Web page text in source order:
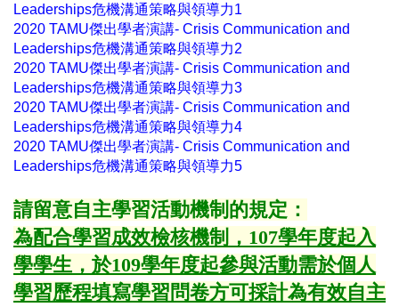
Leaderships危機溝通策略與領導力1
2020 TAMU傑出學者演講- Crisis Communication and
Leaderships危機溝通策略與領導力2
2020 TAMU傑出學者演講- Crisis Communication and
Leaderships危機溝通策略與領導力3
2020 TAMU傑出學者演講- Crisis Communication and
Leaderships危機溝通策略與領導力4
2020 TAMU傑出學者演講- Crisis Communication and
Leaderships危機溝通策略與領導力5
請留意自主學習活動機制的規定：
為配合學習成效檢核機制，107學年度起入
學學生，於109學年度起參與活動需於個人
學習歷程填寫學習問卷方可採計為有效自主